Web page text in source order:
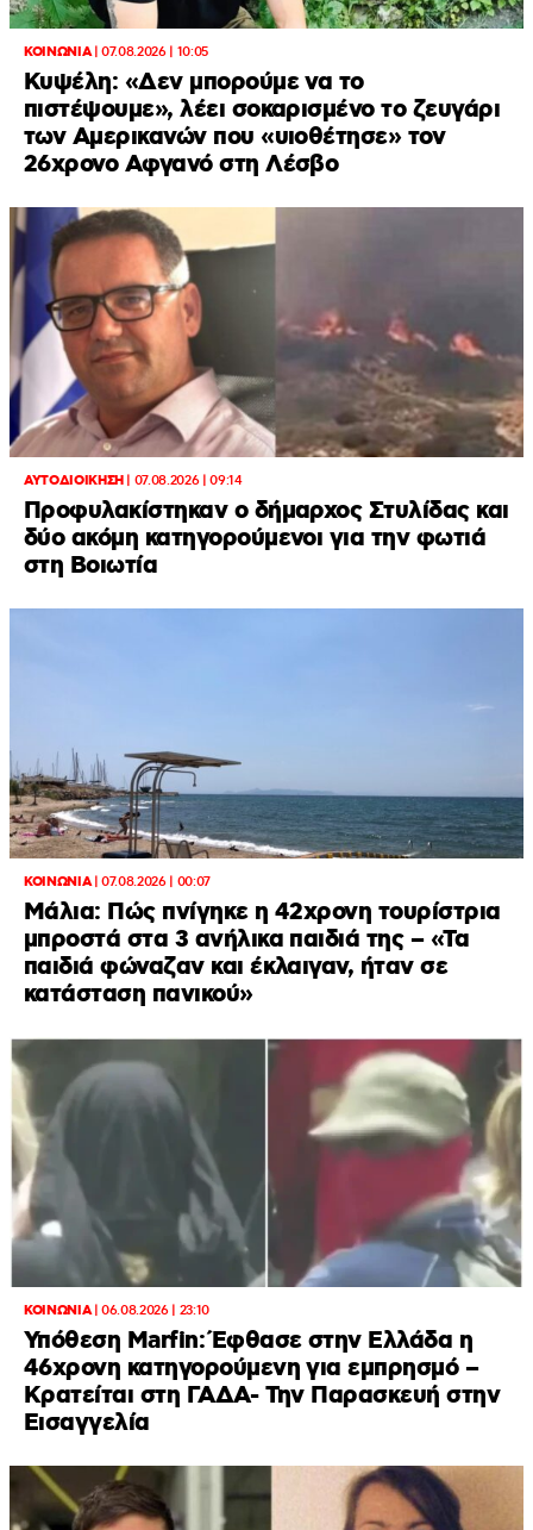
ΚΟΙΝΩΝΙΑ|07.08.2026 | 10:05
Κυψέλη: «Δεν μπορούμε να το
πιστέψουμε», λέει σοκαρισμένο το ζευγάρι
των Αμερικανών που «υιοθέτησε» τον
26χρονο Αφγανό στη Λέσβο
ΑΥΤΟΔΙΟΙΚΗΣΗ| 07.08.2026 | 09:14
Προφυλακίστηκαν ο δήμαρχος Στυλίδας και
δύο ακόμη κατηγορούμενοι για την φωτιά
στη Βοιωτία
ΚΟΙΝΩΝΙΑ|07.08.2026 | 00:07
Μάλια: Πώς πνίγηκε η 42χρονη τουρίστρια
μπροστά στα 3 ανήλικα παιδιά της – «Τα
παιδιά φώναζαν και έκλαιγαν, ήταν σε
κατάσταση πανικού»
ΚΟΙΝΩΝΙΑ|06.08.2026 | 23:10
Υπόθεση Marfin: Έφθασε στην Ελλάδα η
46χρονη κατηγορούμενη για εμπρησμό –
Κρατείται στη ΓΑΔΑ- Την Παρασκευή στην
Εισαγγελία